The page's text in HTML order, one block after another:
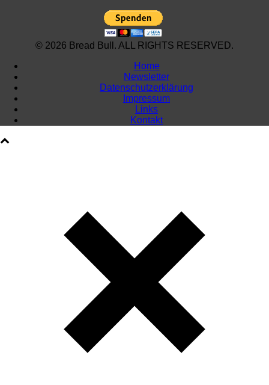
© 2026 Bread Bull. ALL RIGHTS RESERVED.
Home
Newsletter
Datenschutzerklärung
Impressum
Links
Kontakt